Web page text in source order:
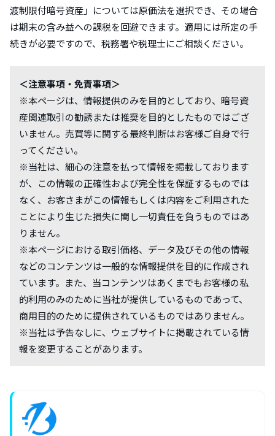
渡制限付暗号資産」については原価法を選択でき、その場合
は期末の含み益への課税を回避できます。適用には所定の手
続きが必要ですので、税務署や税理士にご相談ください。
＜注意事項・免責事項＞
※本ページは、情報提供のみを目的としており、暗号資
産関連取引の勧誘または推奨を目的としたものではござ
いません。売買等に関する最終判断はお客様ご自身で行
ってください。
※当社は、細心の注意を払って情報を掲載しております
が、この情報の正確性および完全性を保証するものでは
なく、お客さまがこの情報もしくは内容をご利用された
ことにより生じた損失に関し一切責任を負うものではあ
りません。
※本ページにおける取引価格、データ及びその他の情報
などのコンテンツは一般的な情報提供を目的に作成され
ています。また、当コンテンツはあくまでもお客様の私
的利用のみのために当社が提供しているものであって、
商用目的のために提供されているものではありません。
※当社は予告なしに、ウェブサイトに掲載されている情
報を変更することがあります。